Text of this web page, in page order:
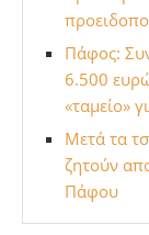
Πάφος:
6.500 ευρώ
«ταμείο»
Μετά τα
ζητούν
Πάφου